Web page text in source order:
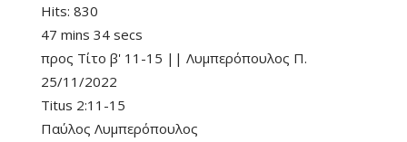
Hits: 830
47 mins 34 secs
προς Τίτο β' 11-15 || Λυμπερόπουλος Π.
25/11/2022
Titus 2:11-15
Παύλος Λυμπερόπουλος